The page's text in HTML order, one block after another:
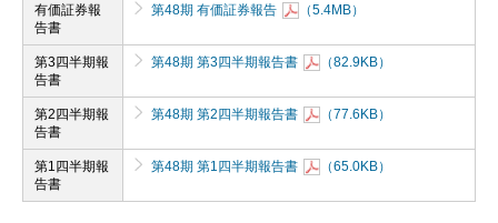
有価証券報
告書
第48期 有価証券報告 （5.4MB）
第3四半期報
告書
第48期 第3四半期報告書 （82.9KB）
第2四半期報
告書
第48期 第2四半期報告書 （77.6KB）
第1四半期報
告書
第48期 第1四半期報告書 （65.0KB）